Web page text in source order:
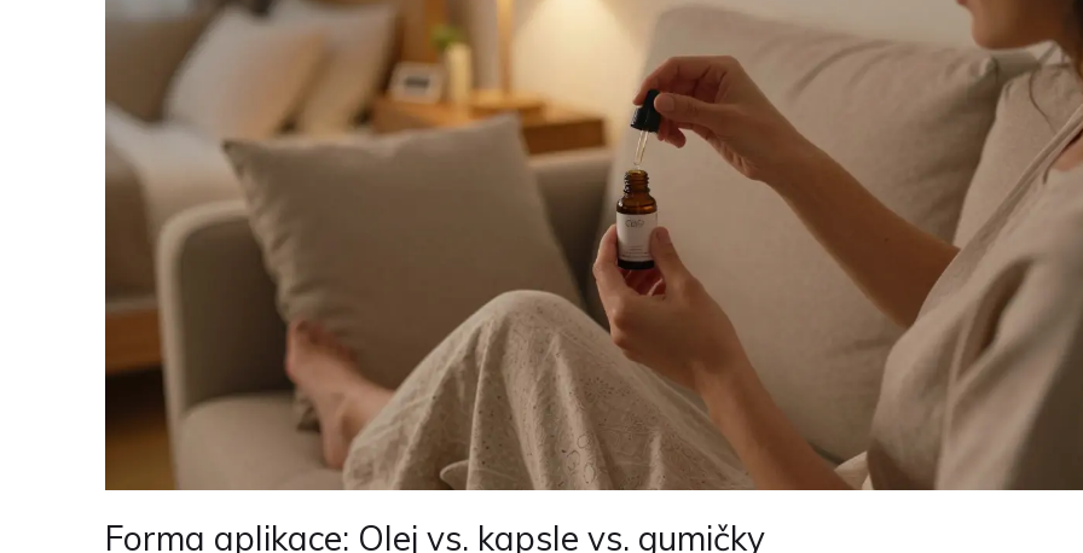
Forma aplikace: Olej vs. kapsle vs. gumičky